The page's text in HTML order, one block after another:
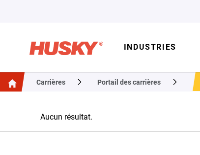
INDUSTRIES
Carrières Portail des carrières
Aucun résultat.